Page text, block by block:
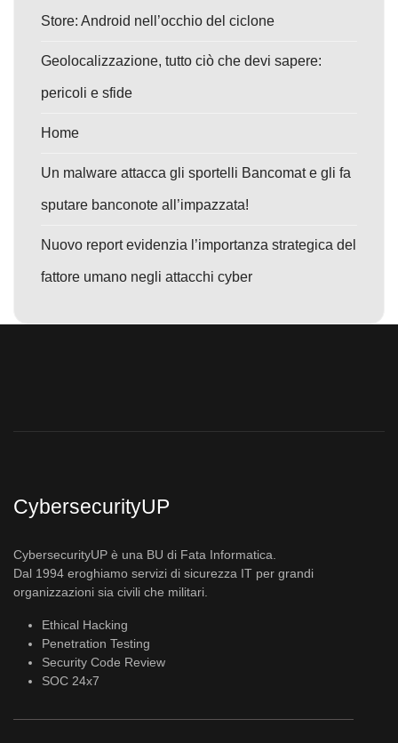
Store: Android nell’occhio del ciclone
Geolocalizzazione, tutto ciò che devi sapere:
pericoli e sfide
Home
Un malware attacca gli sportelli Bancomat e gli fa
sputare banconote all’impazzata!
Nuovo report evidenzia l’importanza strategica del
fattore umano negli attacchi cyber
CybersecurityUP
CybersecurityUP è una BU di Fata Informatica.
Dal 1994 eroghiamo servizi di sicurezza IT per grandi
organizzazioni sia civili che militari.
Ethical Hacking
Penetration Testing
Security Code Review
SOC 24x7